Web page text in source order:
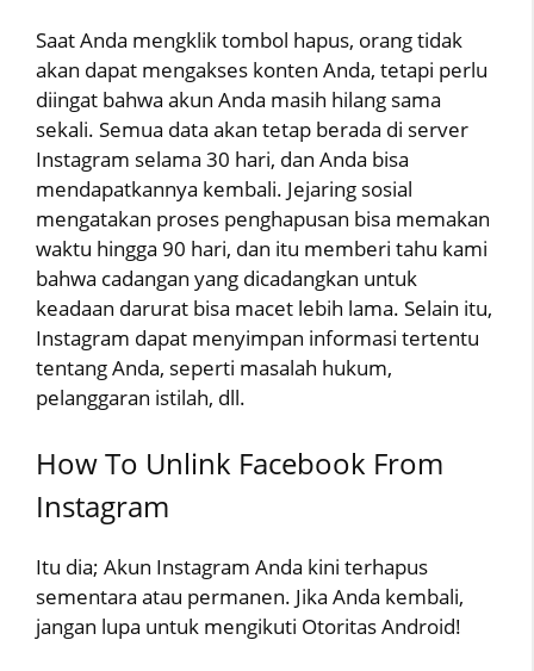
Saat Anda mengklik tombol hapus, orang tidak
akan dapat mengakses konten Anda, tetapi perlu
diingat bahwa akun Anda masih hilang sama
sekali. Semua data akan tetap berada di server
Instagram selama 30 hari, dan Anda bisa
mendapatkannya kembali. Jejaring sosial
mengatakan proses penghapusan bisa memakan
waktu hingga 90 hari, dan itu memberi tahu kami
bahwa cadangan yang dicadangkan untuk
keadaan darurat bisa macet lebih lama. Selain itu,
Instagram dapat menyimpan informasi tertentu
tentang Anda, seperti masalah hukum,
pelanggaran istilah, dll.
How To Unlink Facebook From
Instagram
Itu dia; Akun Instagram Anda kini terhapus
sementara atau permanen. Jika Anda kembali,
jangan lupa untuk mengikuti Otoritas Android!